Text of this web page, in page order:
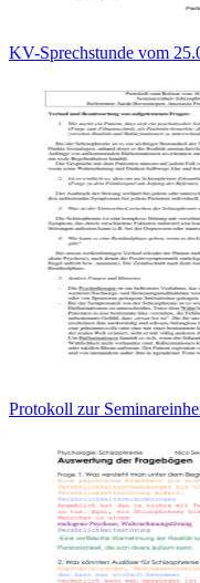
KV-Sprechstunde vom
Protokoll zur